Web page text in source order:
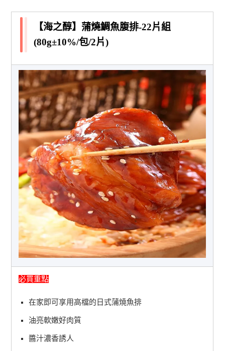
【海之醇】蒲燒鯛魚腹排-22片組
(80g±10%/包/2片)
必買重點
在家即可享用高檔的日式蒲燒魚排
油亮軟嫩好肉質
醬汁濃香誘人